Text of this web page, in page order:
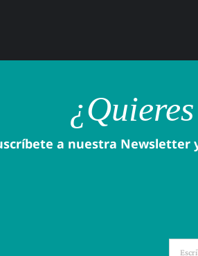
a nuestra Newsletter